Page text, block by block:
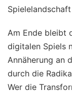
Am Ende bleibt
digitalen Spiels
Annäherung an
durch die
Wer die